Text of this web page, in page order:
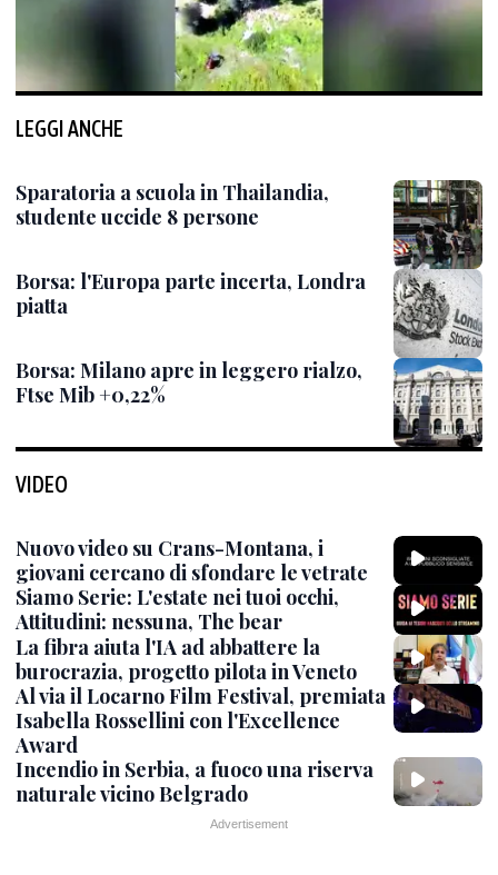
LEGGI ANCHE
Sparatoria a scuola in Thailandia,
studente uccide 8 persone
Borsa: l'Europa parte incerta, Londra
piatta
Borsa: Milano apre in leggero rialzo,
Ftse Mib +0,22%
VIDEO
Nuovo video su Crans-Montana, i
giovani cercano di sfondare le vetrate
Siamo Serie: L'estate nei tuoi occhi,
Attitudini: nessuna, The bear
La fibra aiuta l'IA ad abbattere la
burocrazia, progetto pilota in Veneto
Al via il Locarno Film Festival, premiata
Isabella Rossellini con l'Excellence
Award
Incendio in Serbia, a fuoco una riserva
naturale vicino Belgrado